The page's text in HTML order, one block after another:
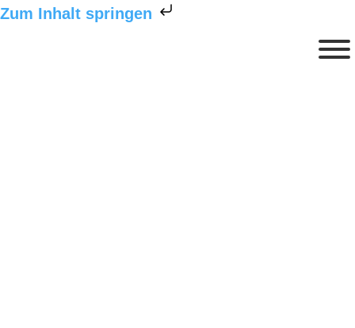
Zum Inhalt springen